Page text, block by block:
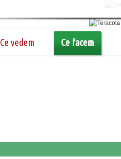
Ce vedem Ce facem